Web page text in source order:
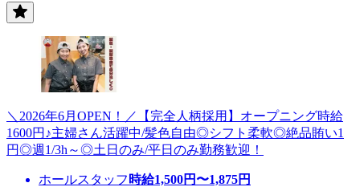
＼2026年6月OPEN！／【完全人柄採用】オープニング時給
1600円♪主婦さん活躍中/髪色自由◎シフト柔軟◎絶品賄い1
円◎週1/3h～◎土日のみ/平日のみ勤務歓迎！
ホールスタッフ 時給1,500円〜1,875円